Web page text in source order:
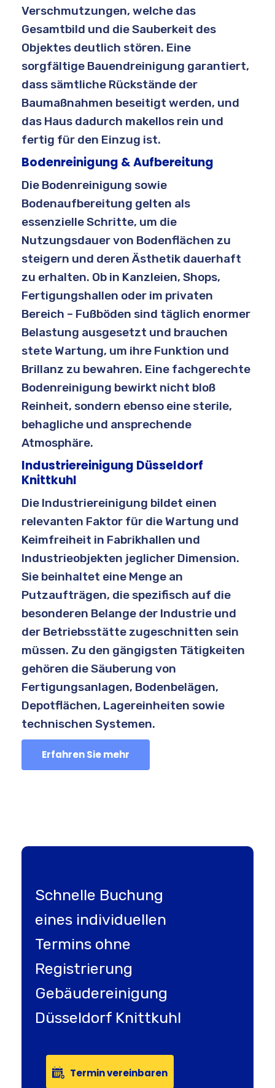
Verschmutzungen, welche das
Gesamtbild und die Sauberkeit des
Objektes deutlich stören. Eine
sorgfältige Bauendreinigung garantiert,
dass sämtliche Rückstände der
Baumaßnahmen beseitigt werden, und
das Haus dadurch makellos rein und
fertig für den Einzug ist.
Bodenreinigung & Aufbereitung
Die Bodenreinigung sowie
Bodenaufbereitung gelten als
essenzielle Schritte, um die
Nutzungsdauer von Bodenflächen zu
steigern und deren Ästhetik dauerhaft
zu erhalten. Ob in Kanzleien, Shops,
Fertigungshallen oder im privaten
Bereich – Fußböden sind täglich enormer
Belastung ausgesetzt und brauchen
stete Wartung, um ihre Funktion und
Brillanz zu bewahren. Eine fachgerechte
Bodenreinigung bewirkt nicht bloß
Reinheit, sondern ebenso eine sterile,
behagliche und ansprechende
Atmosphäre.
Industriereinigung Düsseldorf
Knittkuhl
Die Industriereinigung bildet einen
relevanten Faktor für die Wartung und
Keimfreiheit in Fabrikhallen und
Industrieobjekten jeglicher Dimension.
Sie beinhaltet eine Menge an
Putzaufträgen, die spezifisch auf die
besonderen Belange der Industrie und
der Betriebsstätte zugeschnitten sein
müssen. Zu den gängigsten Tätigkeiten
gehören die Säuberung von
Fertigungsanlagen, Bodenbelägen,
Depotflächen, Lagereinheiten sowie
technischen Systemen.
Erfahren Sie mehr
Schnelle Buchung
eines individuellen
Termins ohne
Registrierung
Gebäudereinigung
Düsseldorf Knittkuhl
Termin vereinbaren